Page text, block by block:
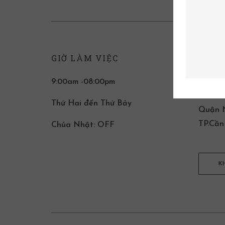
GIỜ LÀM VIỆC
9:00am -08:00pm
Thứ Hai đến Thứ Bảy
Chúa Nhật: OFF
Quận